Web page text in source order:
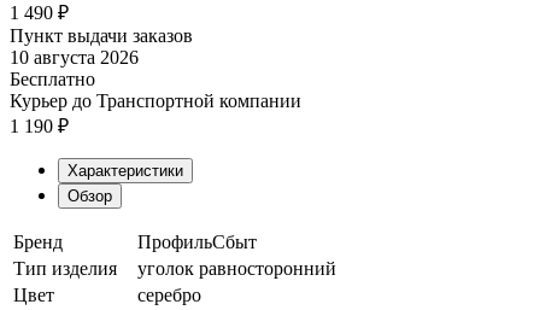
1 490 ₽
Пункт выдачи заказов
10 августа 2026
Бесплатно
Курьер до Транспортной компании
1 190 ₽
Характеристики
Обзор
Бренд
ПрофильСбыт
Тип изделия
уголок равносторонний
Цвет
серебро